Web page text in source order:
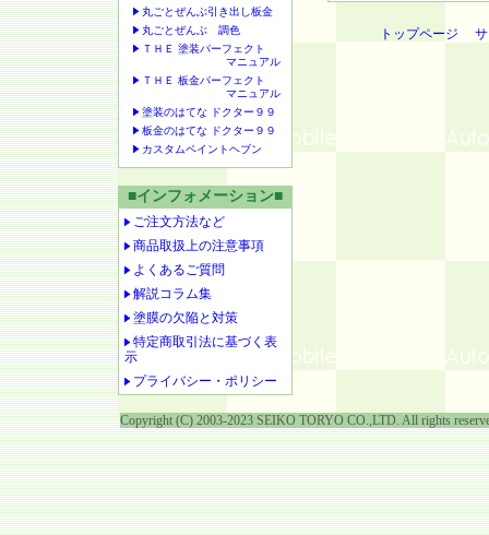
丸ごとぜんぶ引き出し板金
丸ごとぜんぶ 調色
ＴＨＥ 塗装パーフェクト
マニュアル
ＴＨＥ 板金パーフェクト
マニュアル
塗装のはてな ドクター９９
板金のはてな ドクター９９
カスタムペイントヘブン
■インフォメーション■
ご注文方法など
商品取扱上の注意事項
よくあるご質問
解説コラム集
塗膜の欠陥と対策
特定商取引法に基づく表
示
プライバシー・ポリシー
トップページ
Copyright (C) 2003-2023 SEIKO TORYO CO.,LTD. All rights